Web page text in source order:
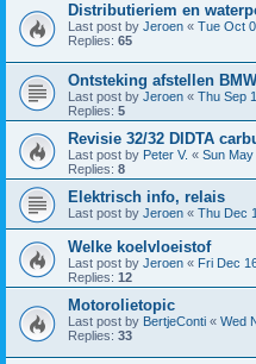
Distributieriem en
Last post by Jeroen « Tue Oct
Replies: 65
Ontsteking afstellen
Last post by Jeroen « Thu Sep
Replies: 5
Revisie 32/32 DIDTA
Last post by Peter V. « Sun
Replies: 8
Elektrisch info, relais
Last post by Jeroen « Thu Dec
Welke koelvloeistof
Last post by Jeroen « Fri Dec
Replies: 12
Motorolietopic
Last post by BertjeConti « Wed
Replies: 33